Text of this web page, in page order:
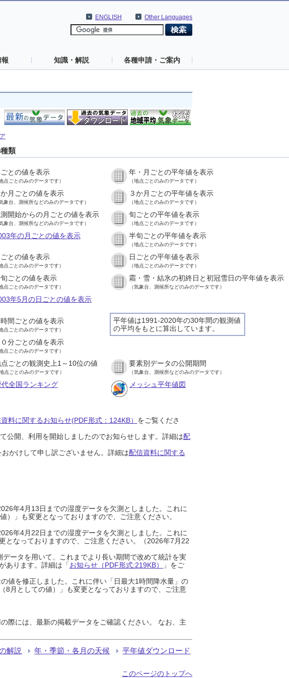
Other Languages
ENGLISH
知識・解説 各種申請・ご案内
類
との値を表示
地点ごとのみのデータです）
年・月ごとの平年値を表示
（地点ごとのみのデータです）
か月ごとの値を表示
気象台、測候所などのみのデータです）
３か月ごとの平年値を表示
（地点ごとのみのデータです）
開始からの月ごとの値を表示
気象台、測候所などのみのデータです）
旬ごとの平年値を表示
（地点ごとのみのデータです）
年の月ごとの値を表示 半旬ごとの平年値を表示
（地点ごとのみのデータです）
との値を表示
地点ごとのみのデータです）
日ごとの平年値を表示
（地点ごとのみのデータです）
ごとの値を表示
地点ごとのみのデータです）
霜・雪・結氷の初終日と初冠雪日の平年値を表示
（気象台、測候所などのみのデータです）
年5月の日ごとの値を表示
平年値は1991-2020年の30年間の観測値
の平均をもとに算出しています。
時間ごとの値を表示
地点ごとのみのデータです）
０分ごとの値を表示
地点ごとのみのデータです）
ごとの観測史上1～10位の値
地点ごとのみのデータです）
要素別データの公開期間
（気象台、測候所などのみのデータです）
代全国ランキング メッシュ平年値図
料に関するお知らせ(PDF形式：124KB） をご覧くださ
公開、利用を開始しましたのでお知らせします。詳細は配
かけして申し訳ございません。詳細は配信資料に関する
年4月13日までの湿度データを欠測としました。これに
」も変更となっておりますので、ご注意ください。
年4月22日までの湿度データを欠測としました。これに
となっておりますので、ご注意ください。（2026年7月22
ータを用いて、これまでより長い期間で改めて統計を実
あります。詳細は「お知らせ（PDF形式:219KB）
」をご
値を修正しました。これに伴い「日最大1時間降水量」の
8月としての値）」も変更となっておりますので、ご注意
際には、最新の掲載データをご確認ください。 なお、主
解説 年・季節・各月の天候 平年値ダウンロード
このページのトップへ